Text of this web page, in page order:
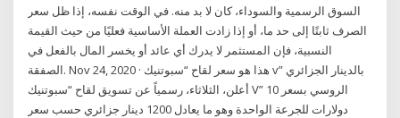
السوق الرسمية والسوداء، كان لا بد منه. في الوقت نفسه، إذا ظل سعر
الصرف ثابتًا إلى حد ما، أو إذا زادت العملة الأساسية فعليًا من حيث القيمة
النسبية، فإن المستثمر لا يدرك أي عائد أو يخسر المال بالفعل في
الصفقة. Nov 24, 2020 · هذا هو سعر لقاح “سبوتنيك v” بالدينار الجزائري
أعلن، الثلاثاء، رسمياً عن تسويق لقاح “سبوتنيك V” الروسي بسعر 10
دولارات للجرعة الواحدة وهو ما يعادل 1200 دينار جزائري حسب سعر